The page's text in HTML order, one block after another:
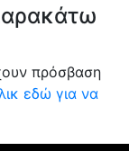
πρόσβαση
εδώ για να